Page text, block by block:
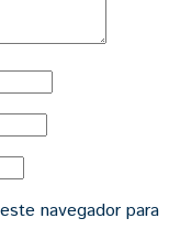
navegador para